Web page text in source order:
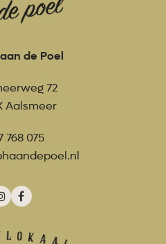
de Poel
72
Aalsmeer
768 075
Instagram
Facebook